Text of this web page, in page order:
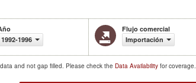
1992-1996
Flujo comercial
Importación
and not gap filled. Please check the Data Availability for coverage.